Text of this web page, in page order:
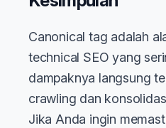
Canonical tag adalah
technical SEO yang
dampaknya langsung
crawling dan
Jika Anda ingin